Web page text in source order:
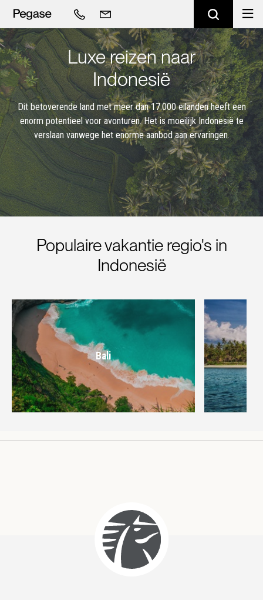
Luxe reizen naar
Indonesië
Dit betoverende land met meer dan 17.000 eilanden heeft een
enorm potentieel voor avonturen. Het is moeilijk Indonesië te
verslaan vanwege het enorme aanbod aan ervaringen.
Populaire vakantie regio's in
Indonesië
Bali